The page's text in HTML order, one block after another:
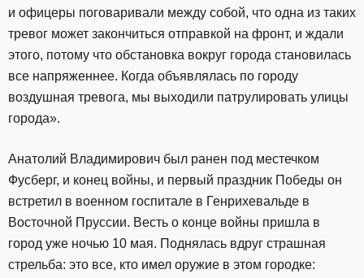
и офицеры поговаривали между собой, что одна из таких
тревог может закончиться отправкой на фронт, и ждали
этого, потому что обстановка вокруг города становилась
все напряженнее. Когда объявлялась по городу
воздушная тревога, мы выходили патрулировать улицы
города».
Анатолий Владимирович был ранен под местечком
Фусберг, и конец войны, и первый праздник Победы он
встретил в военном госпитале в Генрихевальде в
Восточной Пруссии. Весть о конце войны пришла в
город уже ночью 10 мая. Поднялась вдруг страшная
стрельба: это все, кто имел оружие в этом городке: